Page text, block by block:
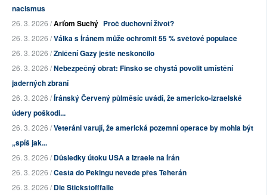
nacismus
26. 3. 2026 /Arťom Suchý Proč duchovní život?
26. 3. 2026 /Válka s Íránem může ochromit 55 % světové populace
26. 3. 2026 /Zničení Gazy ještě neskončilo
26. 3. 2026 /Nebezpečný obrat: Finsko se chystá povolit umístění
jaderných zbraní
26. 3. 2026 /Íránský Červený půlměsíc uvádí, že americko-izraelské
údery poškodi...
26. 3. 2026 /Veteráni varují, že americká pozemní operace by mohla být
„spíš jak...
26. 3. 2026 /Důsledky útoku USA a Izraele na Írán
26. 3. 2026 /Cesta do Pekingu nevede přes Teherán
26. 3. 2026 /Die Stickstofffalle